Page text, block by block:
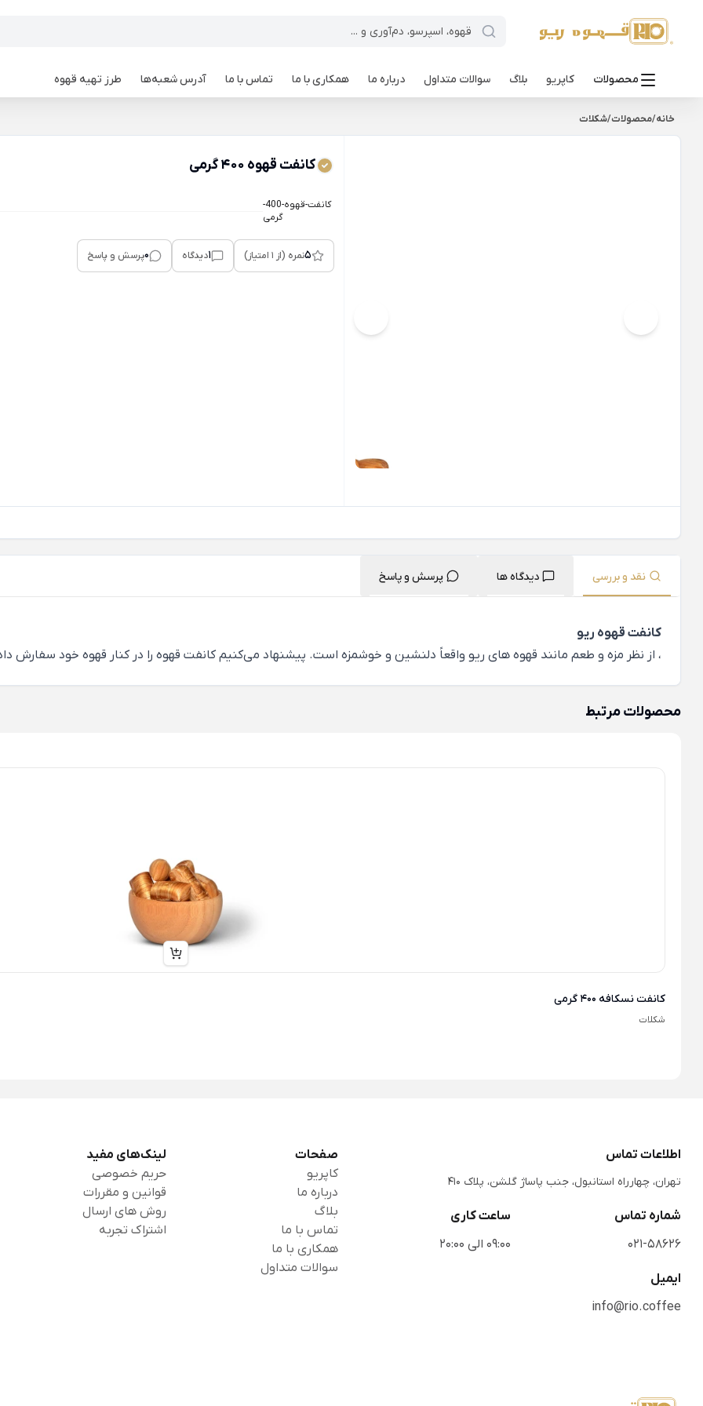
محصولات کاپریو بلاگ سوالات متداول درباره ما همکاری با ما تماس با ما آدرس شعبه‌ها طرز تهیه قهوه
خانه/محصولات/شکلات
کانفت قهوه 400 گرمی
کانفت-قهوه-400-
گرمی
5نمره (از 1 امتیاز) 1دیدگاه 0پرسش و پاسخ
نقد و بررسی دیدگاه ها پرسش و پاسخ
کانفت قهوه ریو
، از نظر مزه و طعم مانند قهوه های ریو واقعاً دلنشین و خوشمزه است. پیشنهاد می‌کنیم کانفت قهوه را در کنار قهوه خود سفارش
محصولات مرتبط
کانفت نسکافه 400 گرمی
شکلات
اطلاعات تماس
تهران، چهارراه استانبول، جنب پاساژ گلشن، پلاک 410
شماره تماس
021-58626
ساعت کاری
09:00 الی 20:00
ایمیل
info@rio.coffee
صفحات
کاپریو
درباره ما
بلاگ
تماس با ما
همکاری با ما
سوالات متداول
لینک‌های مفید
حریم خصوصی
قوانین و مقررات
روش های ارسال
اشتراک تجربه